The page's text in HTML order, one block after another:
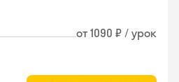
от 1090 ₽ / урок